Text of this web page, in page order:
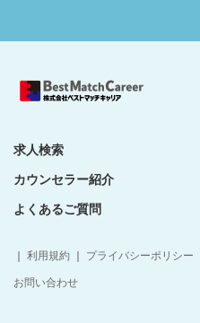
求人検索
カウンセラー紹介
よくあるご質問
｜ 利用規約 ｜ プライバシーポリシー
お問い合わせ